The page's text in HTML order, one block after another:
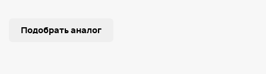
Подобрать аналог